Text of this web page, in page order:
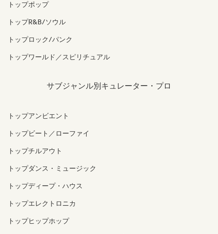
トップポップ
トップR&B/ソウル
トップロック/パンク
トップワールド／スピリチュアル
サブジャンル別キュレーター・プロ
トップアンビエント
トップビート／ローファイ
トップチルアウト
トップダンス・ミュージック
トップディープ・ハウス
トップエレクトロニカ
トップヒップホップ